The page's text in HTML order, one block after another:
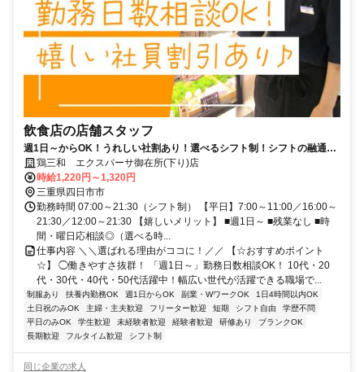
飲食店の店舗スタッフ
週1日～からOK！うれしい社割あり！選べるシフト制！シフトの融通が
利くから初バイトに選びやすい！
鶏三和 エクスパーサ御在所(下り)店
時給1,220円～1,320円
三重県四日市市
勤務時間 07:00～21:30（シフト制） 【平日】7:00～11:00／16:00～
21:30／12:00～21:30 【嬉しいメリット】 ■週1日～ ■残業なし ■時
間・曜日応相談◎（選べる時...
仕事内容 ＼＼選ばれる理由がココに！／／ 【☆おすすめポイント
☆】 ◯働きやすさ抜群！ 「週1日～」勤務日数相談OK！ 10代・20
代・30代・40代・50代活躍中！幅広い世代が活躍できる職場で...
制服あり 扶養内勤務OK 週1日からOK 副業・WワークOK
1日4時間以内OK
土日祝のみOK
主婦・主夫歓迎 フリーター歓迎 短期 シフト自由
学歴不問
平日のみOK
学生歓迎 未経験者歓迎 経験者歓迎 研修あり
ブランクOK
長期歓迎
フルタイム歓迎 シフト制
同じ企業の求人